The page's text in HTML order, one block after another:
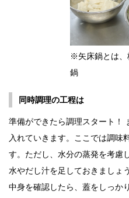
※矢床鍋とは、
鍋
同時調理の工程は
準備ができたら調理スタート！
入れていきます。ここでは調味
す。ただし、水分の蒸発を考慮
水やだし汁を足しておきましょう
中身を確認したら、蓋をしっか